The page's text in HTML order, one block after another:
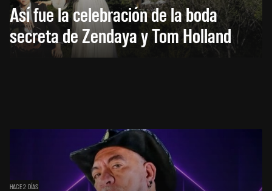
Así fue la celebración de la boda
secreta de Zendaya y Tom Holland
HACE 2 DÍAS